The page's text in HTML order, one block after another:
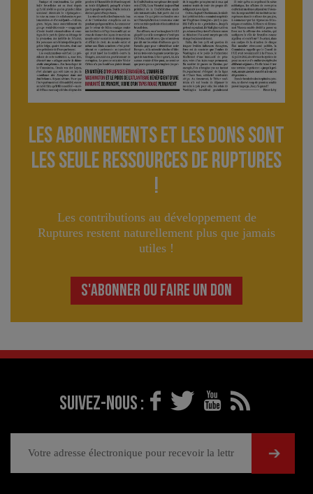
Les abonnements et les dons sont
lES seule ressourceS de Ruptures
!
Les contributions au développement de
Ruptures restent naturellement plus que jamais
utiles !
S'ABONNER OU FAIRE UN DON
Suivez-nous :